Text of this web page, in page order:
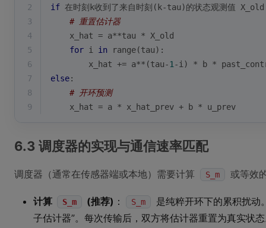
2
if 在时刻k收到了来自时刻(k-tau)的状态观测值
3
# 重置估计器
4
    x_hat = a**tau * X_old
5
for i in range(tau):
6
        x_hat += a**(tau-
1 -i) * b *
7
else:
8
# 开环预测
9
    x_hat = a * x_hat_prev + b * u_prev
6.3 调度器的实现与通信速率匹配
调度器（通常在传感器端或本地）需要计算 S_m 或等效
计算 S_m (推荐) ： S_m
是纯粹开环下的累积扰动
子估计器”。每次传输后，双方将估计器重置为真实状